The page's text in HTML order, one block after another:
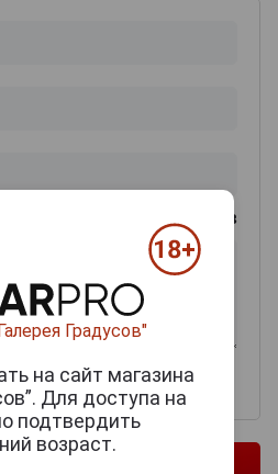
из 2000 знаков
Градусов"
на сайт магазина
Для доступа на
подтвердить
возраст.